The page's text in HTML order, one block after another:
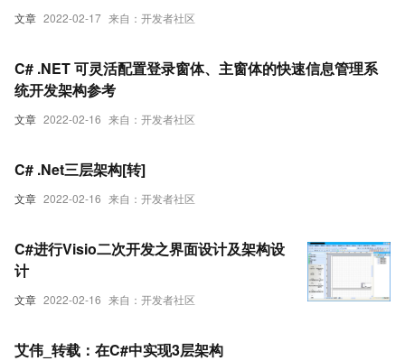
文章 2022-02-17 来自：开发者社区
文章 2022-02-16 来自：开发者社区
C# .NET 可灵活配置登录窗体、主窗体的快速信息管理系
统开发架构参考
文章 2022-02-16 来自：开发者社区
C# .Net三层架构[转]
文章 2022-02-16 来自：开发者社区
C#进行Visio二次开发之界面设计及架构设
计
艾伟_转载：在C#中实现3层架构